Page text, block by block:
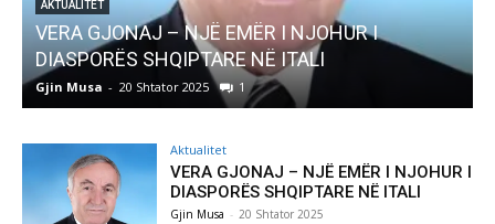
AKTUALITET
Pregaditi Gjin Musa-Rome- Shtator 2025
Gjin Musa - 8 Shtator 2025
Aktualitet
VERA GJONAJ – NJË EMËR I NJOHUR I
DIASPORËS SHQIPTARE NË ITALI
Gjin Musa - 20 Shtator 2025